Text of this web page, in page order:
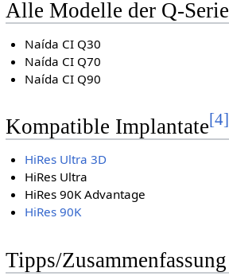
Alle Modelle der Q-Serie
Naída CI Q30
Naída CI Q70
Naída CI Q90
Kompatible Implantate[4]
HiRes Ultra 3D
HiRes Ultra
HiRes 90K Advantage
HiRes 90K
Tipps/Zusammenfassung